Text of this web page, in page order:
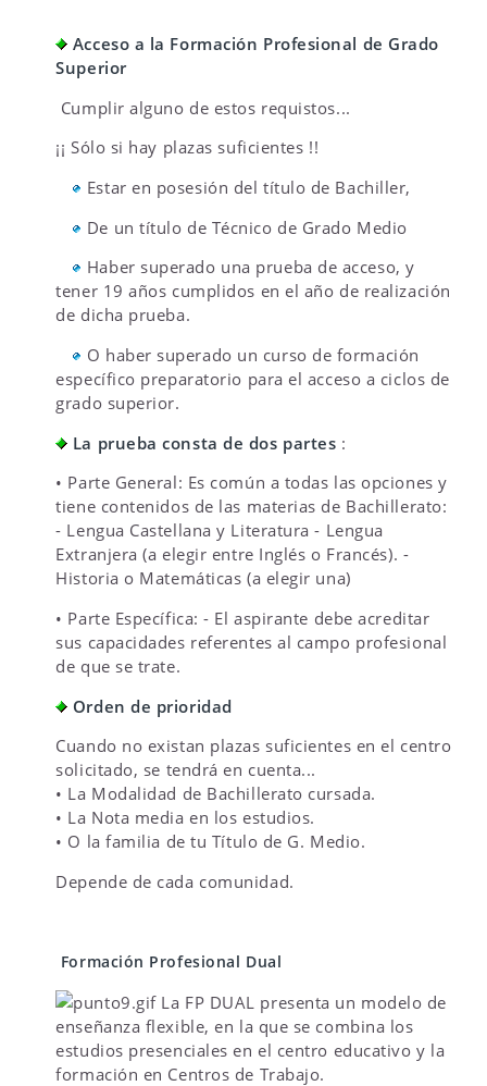
Acceso a la Formación Profesional de Grado
Superior
Cumplir alguno de estos requistos...
¡¡ Sólo si hay plazas suficientes !!
Estar en posesión del título de Bachiller,
De un título de Técnico de Grado Medio
Haber superado una prueba de acceso, y
tener 19 años cumplidos en el año de realización
de dicha prueba.
O haber superado un curso de formación
específico preparatorio para el acceso a ciclos de
grado superior.
La prueba consta de dos partes :
• Parte General: Es común a todas las opciones y
tiene contenidos de las materias de Bachillerato:
- Lengua Castellana y Literatura - Lengua
Extranjera (a elegir entre Inglés o Francés). -
Historia o Matemáticas (a elegir una)
• Parte Específica: - El aspirante debe acreditar
sus capacidades referentes al campo profesional
de que se trate.
Orden de prioridad
Cuando no existan plazas suficientes en el centro
solicitado, se tendrá en cuenta...
• La Modalidad de Bachillerato cursada.
• La Nota media en los estudios.
• O la familia de tu Título de G. Medio.
Depende de cada comunidad.
Formación Profesional Dual
La FP DUAL presenta un modelo de
enseñanza flexible, en la que se combina los
estudios presenciales en el centro educativo y la
formación en Centros de Trabajo.